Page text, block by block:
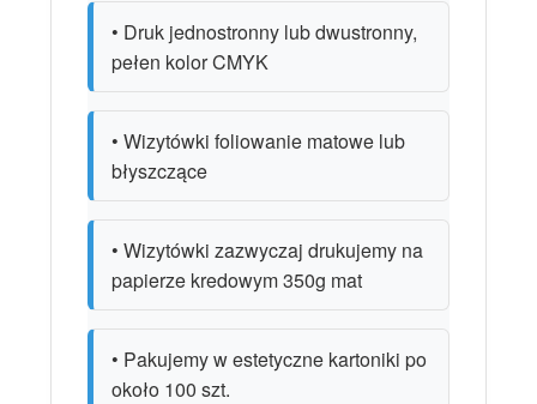
• Druk jednostronny lub dwustronny,
pełen kolor CMYK
• Wizytówki foliowanie matowe lub
błyszczące
• Wizytówki zazwyczaj drukujemy na
papierze kredowym 350g mat
• Pakujemy w estetyczne kartoniki po
około 100 szt.